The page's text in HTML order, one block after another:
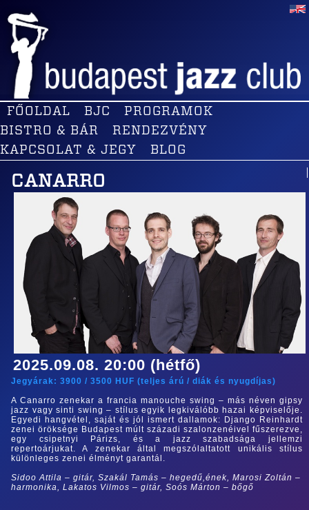
FŐOLDAL BJC
PROGRAMOK
BISTRO & BÁR
RENDEZVÉNY
KAPCSOLAT & JEGY
BLOG
CANARRO
2025.09.08. 20:00 (hétfő)
Jegyárak: 3900 / 3500 HUF (teljes árú / diák és nyugdíjas)
A Canarro zenekar a francia manouche swing – más néven gipsy
jazz vagy sinti swing – stílus egyik legkiválóbb hazai képviselője.
Egyedi hangvétel, saját és jól ismert dallamok: Django Reinhardt
zenei öröksége Budapest múlt századi szalonzenéivel fűszerezve,
egy csipetnyi Párizs, és a jazz szabadsága jellemzi
repertoárjukat. A zenekar által megszólaltatott unikális stílus
különleges zenei élményt garantál.
Sidoo Attila – gitár, Szakál Tamás – hegedű,ének, Marosi Zoltán –
harmonika, Lakatos Vilmos – gitár, Soós Márton – bőgő